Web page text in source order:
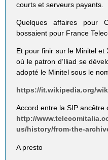
courts et serveurs payants.
Quelques affaires pour
bossaient pour France
Et pour finir sur le Minitel et
où le patron d’Iliad se
adopté le Minitel sous le
https://it.wikipedia.org/
Accord entre la SIP ancêtre
http://
us/history/from-the-
A presto